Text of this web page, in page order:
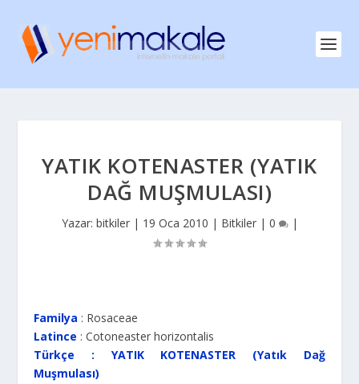
YATIK KOTENASTER (YATIK
DAĞ MUŞMULASI)
Yazar: bitkiler| 19 Oca 2010 | Bitkiler| 0 |
Familya : Rosaceae
Latince : Cotoneaster horizontalis
Türkçe : YATIK KOTENASTER (Yatık Dağ
Muşmulası)